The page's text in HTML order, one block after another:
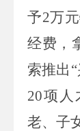
予2万
经费，
索推出
20项人
老、子